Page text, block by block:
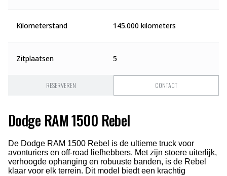
Kilometerstand 145.000 kilometers
Zitplaatsen 5
RESERVEREN CONTACT
Dodge RAM 1500 Rebel
De Dodge RAM 1500 Rebel is de ultieme truck voor
avonturiers en off-road liefhebbers. Met zijn stoere uiterlijk,
verhoogde ophanging en robuuste banden, is de Rebel
klaar voor elk terrein. Dit model biedt een krachtig